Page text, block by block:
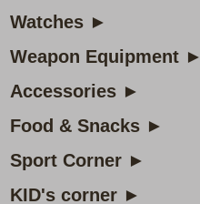
Watches ►
Weapon Equipment ►
Accessories ►
Food & Snacks ►
Sport Corner ►
KID's corner ►